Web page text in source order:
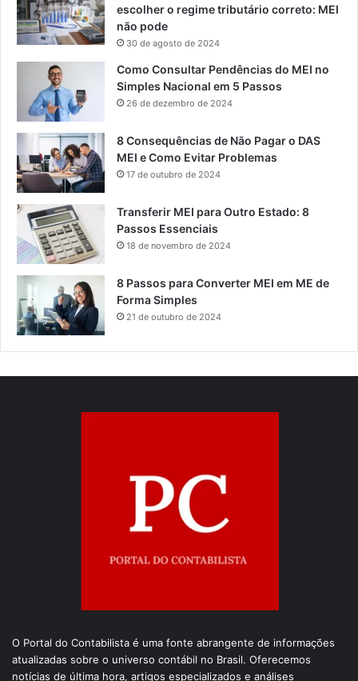
escolher o regime tributário correto: MEI
não pode
30 de agosto de 2024
Como Consultar Pendências do MEI no
Simples Nacional em 5 Passos
26 de dezembro de 2024
8 Consequências de Não Pagar o DAS
MEI e Como Evitar Problemas
17 de outubro de 2024
Transferir MEI para Outro Estado: 8
Passos Essenciais
18 de novembro de 2024
8 Passos para Converter MEI em ME de
Forma Simples
21 de outubro de 2024
O Portal do Contabilista é uma fonte abrangente de informações
atualizadas sobre o universo contábil no Brasil. Oferecemos
notícias de última hora, artigos especializados e análises